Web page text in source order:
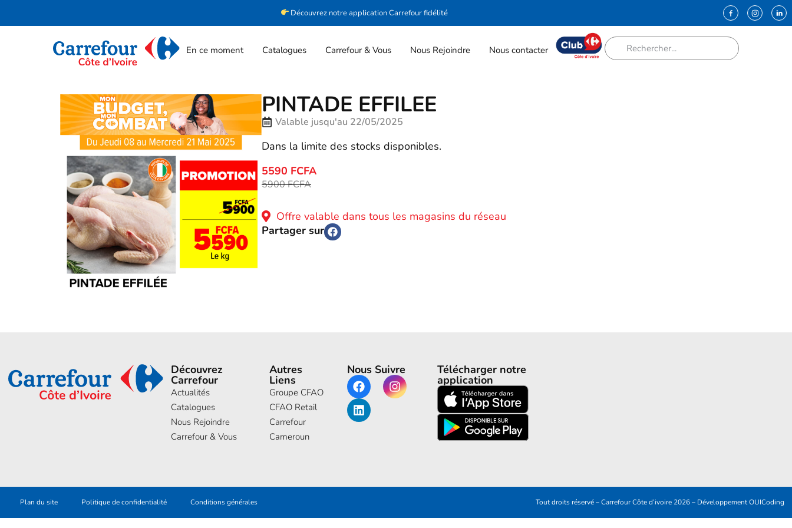
Découvrez notre application Carrefour fidélité
En ce moment Catalogues Carrefour & Vous Nous Rejoindre Nous contacter
PINTADE EFFILEE
Valable jusqu'au 22/05/2025
Dans la limite des stocks disponibles.
5590 FCFA
5900 FCFA
Offre valable dans tous les magasins du réseau
Partager sur
Découvrez
Carrefour
Actualités
Catalogues
Nous Rejoindre
Carrefour & Vous
Autres
Liens
Groupe CFAO
CFAO Retail
Carrefour
Cameroun
Nous Suivre Télécharger notre
application
Plan du site Politique de confidentialité Conditions générales Tout droits réservé – Carrefour Côte d’ivoire 2026 – DéveloppementOUICoding